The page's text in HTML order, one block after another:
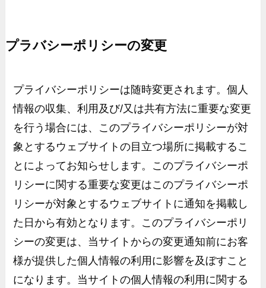
プラバシーポリシーの変更
プライバシーポリシーは随時変更されます。個人
情報の収集、利用及び/又は共有方法に重要な変更
を行う場合には、このプライバシーポリシーが対
象とするウェブサイトの目立つ場所に掲載するこ
とによってお知らせします。このプライバシーポ
リシーに関する重要な変更はこのプライバシーポ
リシーが対象とするウェブサイトに通知を掲載し
た日から有効となります。このプライバシーポリ
シーの変更は、当サイトからの変更通知前にお客
様が提供した個人情報の利用に影響を及ぼすこと
になります。当サイトの個人情報の利用に関する